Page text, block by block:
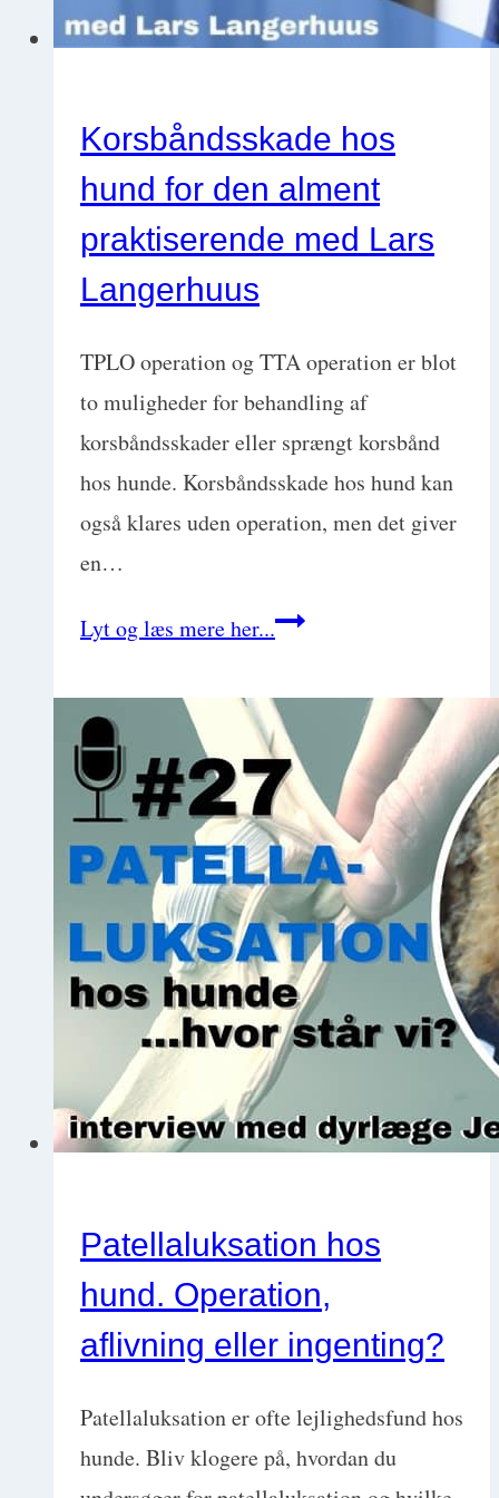
dyrlæge
Korsbåndsskade hos
hund for den alment
praktiserende med Lars
Langerhuus
TPLO operation og TTA operation er blot
to muligheder for behandling af
korsbåndsskader eller sprængt korsbånd
hos hunde. Korsbåndsskade hos hund kan
også klares uden operation, men det giver
en…
Lyt og læs mere her...Korsbåndsskade
hund
for
den
alment
praktiserende
med
Lars
Langerhuus
Patellaluksation hos
hund. Operation,
aflivning eller ingenting?
Patellaluksation er ofte lejlighedsfund hos
hunde. Bliv klogere på, hvordan du